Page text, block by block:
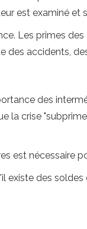
est examiné
Les primes
des accidents,
des
la crise
est nécessaire
existe des